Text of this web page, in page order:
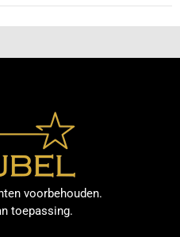
voorbehouden.
toepassing.